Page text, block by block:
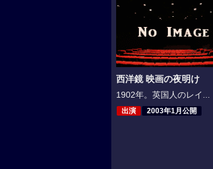
西洋鏡 映画の夜明け
1902年。英国人のレイ...
出演 2003年1月公開